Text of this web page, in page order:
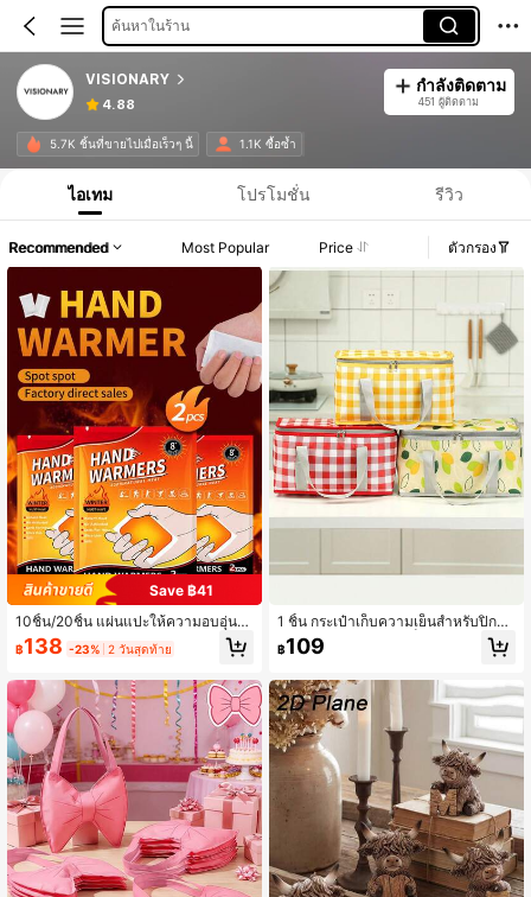
ค้นหาในร้าน
VISIONARY
4.88
กำลังติดตาม
451 ผู้ติดตาม
5.7K ชิ้นที่ขายไปเมื่อเร็วๆ นี้ 1.1K ซื้อซ้ำ
ไอเทม โปรโมชั่น รีวิว
Recommended Most Popular Price ตัวกรอง
Save ฿41
10ชิ้น/20ชิ้น แผ่นแปะให้ความอบอุ่นมื
อ/เท้าแบบทำความร้อนเอง, อบอุ่นยาว
นาน, เหมาะสำหรับบ้าน, สำนักงาน, แค
ไม้ร่วง/ฤดูหนาว, แผ่นทำความร้อนกลา
งแจ้ง, ของขวัญคริสต์มาส, ที่อุ่นมือ, ขอ
งขวัญสำหรับผู้ชาย, ถุงเท้าคริสต์มาส, ฉ
นวนกันความร้อน, Galentines, ลูกสุนั
ข, งานรื่นเริง, ของตกแต่งงานปาร์ตี้, ขอ
งตกแต่งฤดูใบไม้ผลิและฤดูร้อน
฿138 -23% 2 วันสุดท้าย
1 ชิ้น กระเป๋าเก็บความเย็นสำหรับปิกนิก
- มีฝาปิดซิปด้านบน, เก็บอาหารและเค
รื่องดื่มร้อน/เย็น - เหมาะสำหรับปิกนิก,
งแจ้ง (35x20x20 ซม.)
฿109